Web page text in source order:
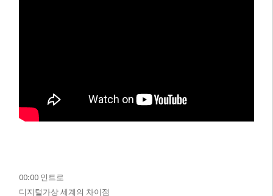
00:00 인트로
디지털가상 세계의 차이점